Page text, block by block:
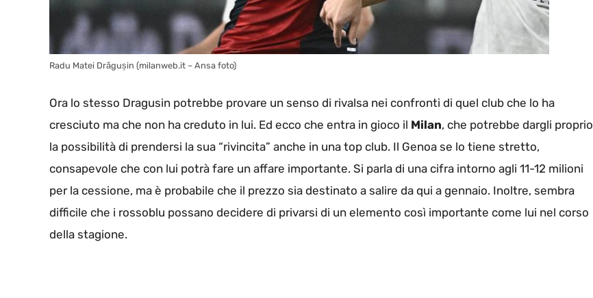
Radu Matei Drăgușin (milanweb.it – Ansa foto)
Ora lo stesso Dragusin potrebbe provare un senso di rivalsa nei confronti di quel club che lo ha
cresciuto ma che non ha creduto in lui. Ed ecco che entra in gioco il Milan, che potrebbe dargli proprio
la possibilità di prendersi la sua “rivincita” anche in una top club. Il Genoa se lo tiene stretto,
consapevole che con lui potrà fare un affare importante. Si parla di una cifra intorno agli 11-12 milioni
per la cessione, ma è probabile che il prezzo sia destinato a salire da qui a gennaio. Inoltre, sembra
difficile che i rossoblu possano decidere di privarsi di un elemento così importante come lui nel corso
della stagione.